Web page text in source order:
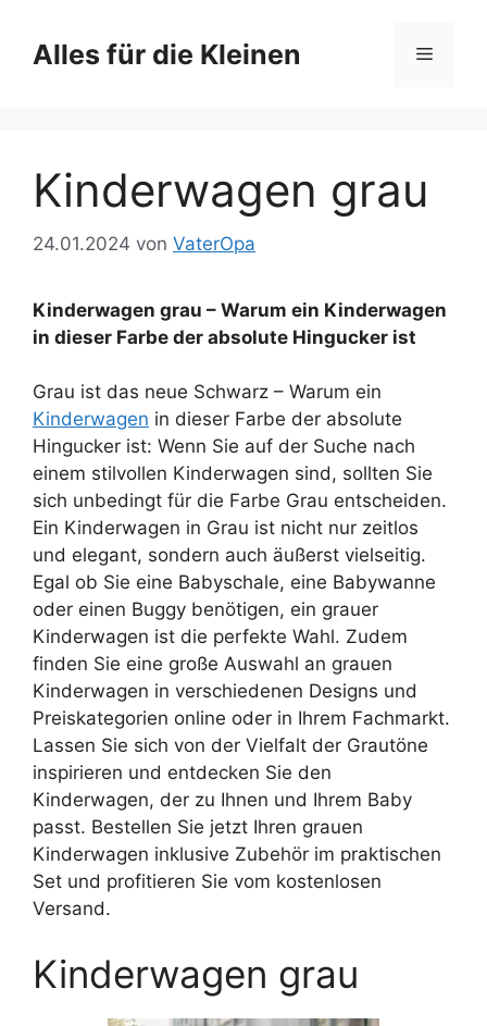
Inhalt
springen
Alles für die Kleinen Menü
Kinderwagen grau
24.01.2024 von VaterOpa
Kinderwagen grau – Warum ein Kinderwagen
in dieser Farbe der absolute Hingucker ist
Grau ist das neue Schwarz – Warum ein
Kinderwagen in dieser Farbe der absolute
Hingucker ist: Wenn Sie auf der Suche nach
einem stilvollen Kinderwagen sind, sollten Sie
sich unbedingt für die Farbe Grau entscheiden.
Ein Kinderwagen in Grau ist nicht nur zeitlos
und elegant, sondern auch äußerst vielseitig.
Egal ob Sie eine Babyschale, eine Babywanne
oder einen Buggy benötigen, ein grauer
Kinderwagen ist die perfekte Wahl. Zudem
finden Sie eine große Auswahl an grauen
Kinderwagen in verschiedenen Designs und
Preiskategorien online oder in Ihrem Fachmarkt.
Lassen Sie sich von der Vielfalt der Grautöne
inspirieren und entdecken Sie den
Kinderwagen, der zu Ihnen und Ihrem Baby
passt. Bestellen Sie jetzt Ihren grauen
Kinderwagen inklusive Zubehör im praktischen
Set und profitieren Sie vom kostenlosen
Versand.
Kinderwagen grau